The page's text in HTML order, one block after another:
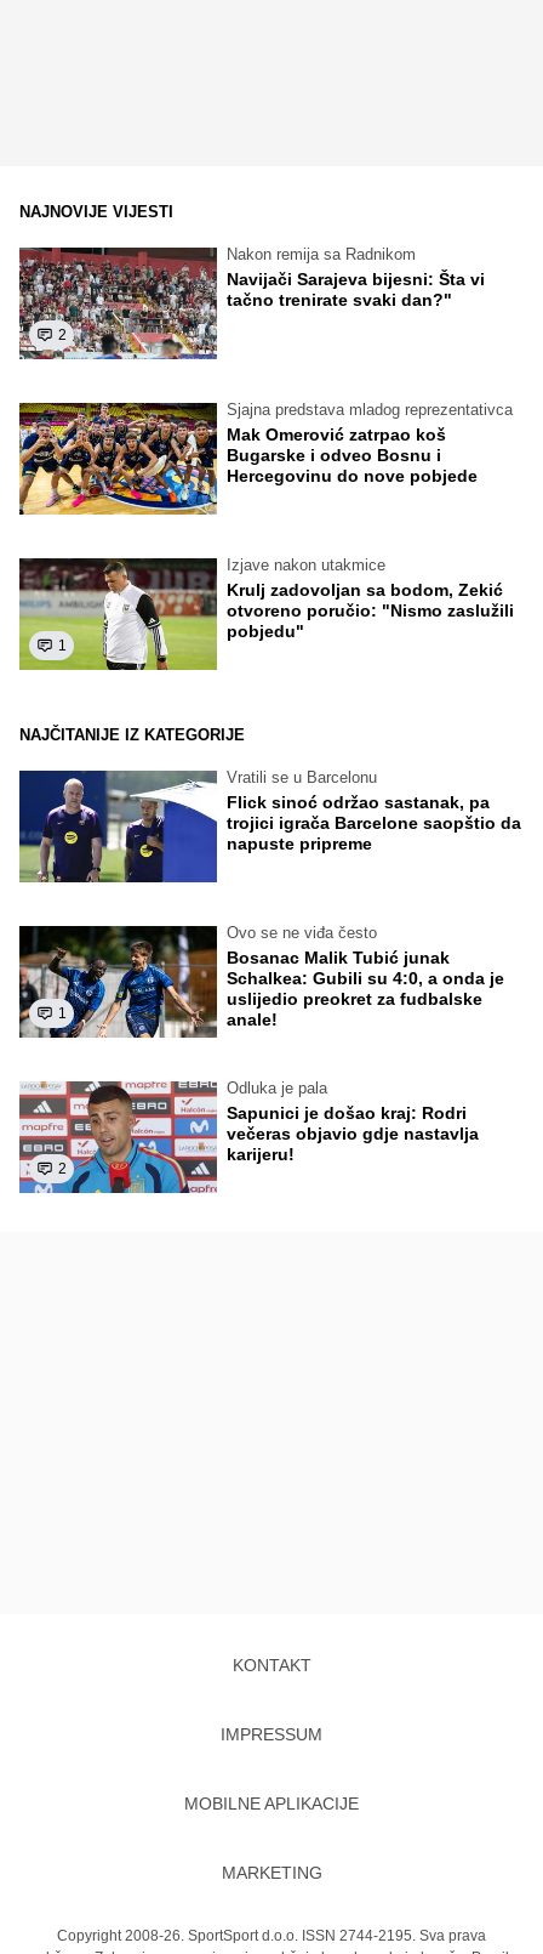
NAJNOVIJE VIJESTI
2
Nakon remija sa Radnikom
Navijači Sarajeva bijesni: Šta vi
tačno trenirate svaki dan?"
Sjajna predstava mladog reprezentativca
Mak Omerović zatrpao koš
Bugarske i odveo Bosnu i
Hercegovinu do nove pobjede
1
Izjave nakon utakmice
Krulj zadovoljan sa bodom, Zekić
otvoreno poručio: "Nismo zaslužili
pobjedu"
NAJČITANIJE IZ KATEGORIJE
Vratili se u Barcelonu
Flick sinoć održao sastanak, pa
trojici igrača Barcelone saopštio da
napuste pripreme
1
Ovo se ne viđa često
Bosanac Malik Tubić junak
Schalkea: Gubili su 4:0, a onda je
uslijedio preokret za fudbalske
anale!
2
Odluka je pala
Sapunici je došao kraj: Rodri
večeras objavio gdje nastavlja
karijeru!
KONTAKT
IMPRESSUM
MOBILNE APLIKACIJE
MARKETING
Copyright 2008-26. SportSport d.o.o. ISSN 2744-2195. Sva prava